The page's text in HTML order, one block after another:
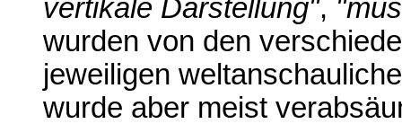
vertikale Darstellung",
wurden von den
jeweiligen
wurde aber meist